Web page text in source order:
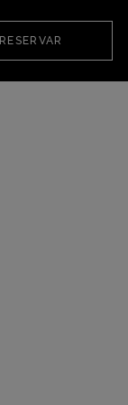
RESERVAR